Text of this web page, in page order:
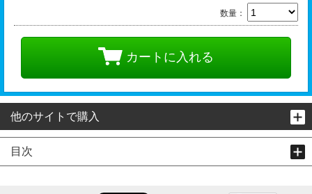
数量：
カートに入れる
他のサイトで購入
目次